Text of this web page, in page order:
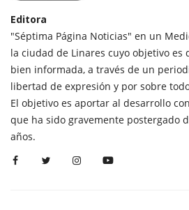
Editora
"Séptima Página Noticias" en un
la ciudad de Linares cuyo objetivo es
bien informada, a través de un
libertad de expresión y por sobre
El objetivo es aportar al desarrollo
que ha sido gravemente postergado
años.